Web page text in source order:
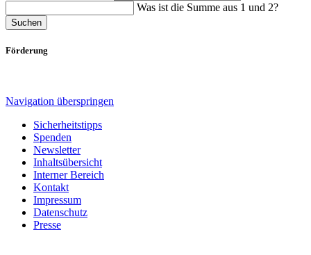
Was ist die Summe aus 1 und 2?
Suchen
Förderung
Navigation überspringen
Sicherheitstipps
Spenden
Newsletter
Inhaltsübersicht
Interner Bereich
Kontakt
Impressum
Datenschutz
Presse